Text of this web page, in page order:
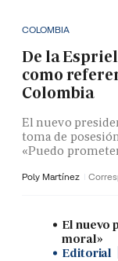
COLOMBIA
De la
como
Colombia
El nuevo
toma de
«Puedo
Poly Martínez
El nuevo
moral»
Editorial